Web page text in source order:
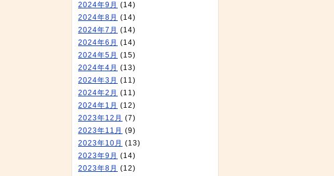
2024年9月 (14)
2024年8月 (14)
2024年7月 (14)
2024年6月 (14)
2024年5月 (15)
2024年4月 (13)
2024年3月 (11)
2024年2月 (11)
2024年1月 (12)
2023年12月 (7)
2023年11月 (9)
2023年10月 (13)
2023年9月 (14)
2023年8月 (12)